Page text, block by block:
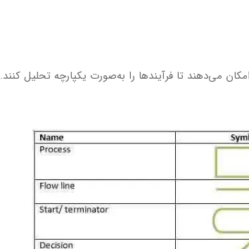
می‌دهند تا فرآیندها را به‌صورت یکپارچه تحلیل کنند.